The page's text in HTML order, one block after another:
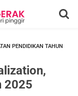
PENDIDIKAN TAHUN
2025